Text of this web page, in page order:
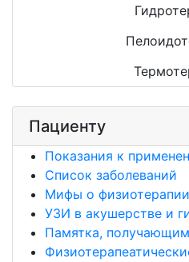
Пациенту
Показания к
Список заболеваний
Мифы о физиотерапии
УЗИ в акушерстве и
Памятка,